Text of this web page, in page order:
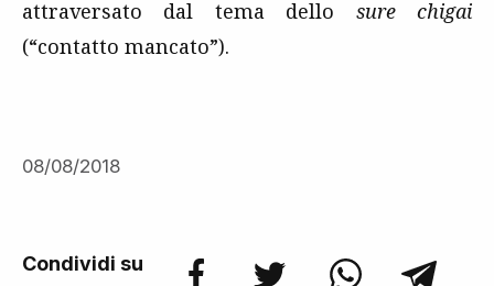
attraversato dal tema dello sure chigai
(“contatto mancato”).
08/08/2018
Condividi su